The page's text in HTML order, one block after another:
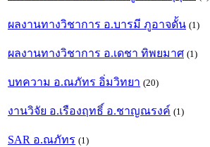
ผลงานทางวิชาการ อ.บารมี ภูอาจดั้น (1)
ผลงานทางวิชาการ อ.เดชา ทิพยมาศ (1)
บทความ อ.ณภัทร อิ่มวิทยา (20)
งานวิจัย อ.เรืองฤทธิ์ อ.ชาญณรงค์ (1)
SAR อ.ณภัทร (1)